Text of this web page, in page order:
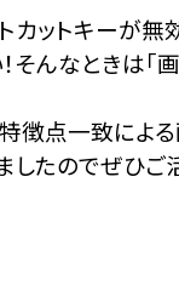
カットキーが無
そんなときは「
徴点一致によ
したのでぜひご